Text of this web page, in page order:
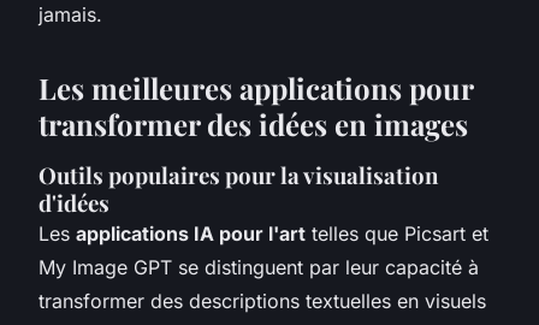
jamais.
Les meilleures applications pour
transformer des idées en images
Outils populaires pour la visualisation
d'idées
Les applications IA pour l'art telles que Picsart et
My Image GPT se distinguent par leur capacité à
transformer des descriptions textuelles en visuels